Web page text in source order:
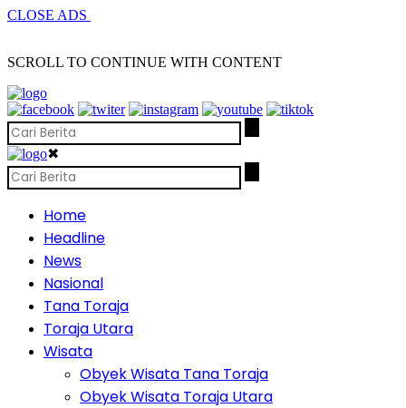
CLOSE ADS
SCROLL TO CONTINUE WITH CONTENT
✖
Home
Headline
News
Nasional
Tana Toraja
Toraja Utara
Wisata
Obyek Wisata Tana Toraja
Obyek Wisata Toraja Utara